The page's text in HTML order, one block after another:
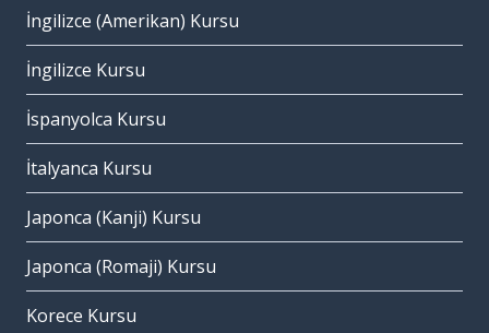
İngilizce (Amerikan) Kursu
İngilizce Kursu
İspanyolca Kursu
İtalyanca Kursu
Japonca (Kanji) Kursu
Japonca (Romaji) Kursu
Korece Kursu